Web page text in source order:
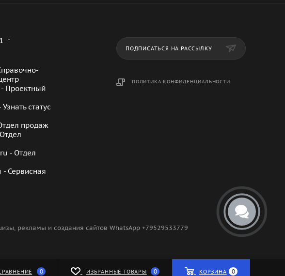
Проектный
статус
продаж
- Отдел
Сервисная
ПОДПИСАТЬСЯ НА РАССЫЛКУ
ПОЛИТИКА КОНФИДЕНЦИАЛЬНОСТИ
рекламы и создания сайтов WhatsApp +79529533779
0 ИЗБРАННЫЕ ТОВАРЫ 0 КОРЗИНА 0